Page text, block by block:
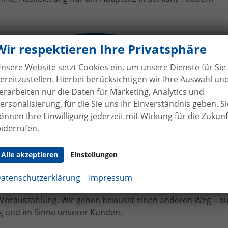
Skoda Karoq an Herr Spitzer
respektieren Ihre Privatsphäre
Website setzt Cookies ein, um unsere Dienste für Sie
Hierbei berücksichtigen wir Ihre Auswahl
nur die Daten für Marketing, Analytics und
für die Sie uns Ihr Einverständnis geben.
Ihre Einwilligung jederzeit mit Wirkung für die
Alle akzeptieren Einstellungen
Impressum
von der Forst genießen Sie maximale Sicherheit
uns leisten Sie keine Anzahlung bei Vertragsabschluss.
bereits bei Unterzeichnung des Kaufvertrags eine
Wir gehen bewusst einen anderen Weg –
und im Sinne unserer Kunden.